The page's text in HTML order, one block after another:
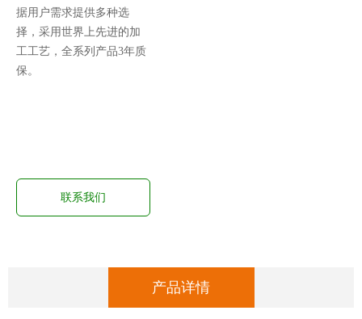
据用户需求提供多种选
择，采用世界上先进的加
工工艺，全系列产品3年质
保。
联系我们
产品详情